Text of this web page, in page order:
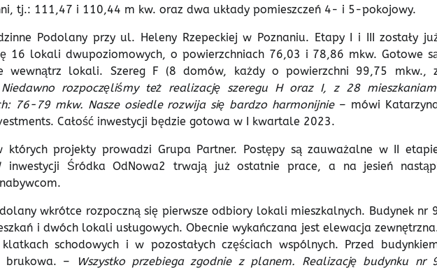
tj.: 111,47 i 110,44 m kw. oraz dwa układy pomieszczeń 4- i 5-pokojowy.
Podolany przy ul. Heleny Rzepeckiej w Poznaniu. Etapy I i III zostały
16 lokali dwupoziomowych, o powierzchniach 76,03 i 78,86 mkw. Gotowe
wewnątrz lokali. Szereg F (8 domów, każdy o powierzchni 99,75 mkw.,
Niedawno rozpoczęliśmy też realizację szeregu H oraz I, z 28
76-79 mkw. Nasze osiedle rozwija się bardzo harmonijnie– mówi
Całość inwestycji będzie gotowa w I kwartale 2023.
projekty prowadzi Grupa Partner. Postępy są zauważalne w II
inwestycji Śródka OdNowa2 trwają już ostatnie prace, a na jesień
wkrótce rozpoczną się pierwsze odbiory lokali mieszkalnych. Budynek nr
i dwóch lokali usługowych. Obecnie wykańczana jest elewacja
schodowych i w pozostałych częściach wspólnych. Przed
brukowa. –
Wszystko przebiega zgodnie z planem. Realizację budynku nr